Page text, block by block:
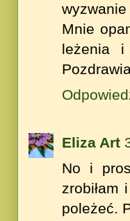
Mnie
leżenia
Eliza Art
No i
zrobiłam
poleżeć.